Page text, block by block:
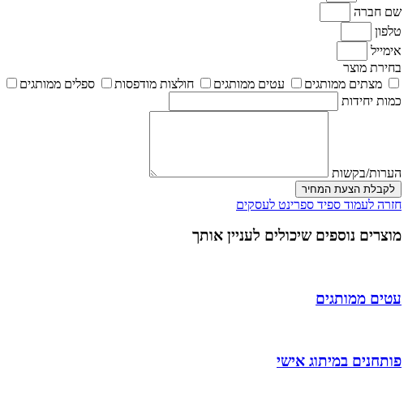
שם חברה
טלפון
אימייל
בחירת מוצר
מצתים ממותגים
עטים ממותגים חולצות מודפסות ספלים ממותגים
כמות יחידות
הערות/בקשות
לקבלת הצעת המחיר
חזרה לעמוד ספיד ספרינט לעסקים
מוצרים נוספים שיכולים לעניין אותך
עטים ממותגים
פותחנים במיתוג אישי